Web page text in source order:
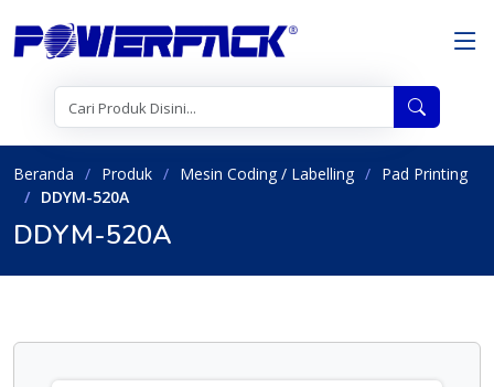
Beranda Produk Mesin Coding / Labelling
Pad Printing
DDYM-520A
DDYM-520A